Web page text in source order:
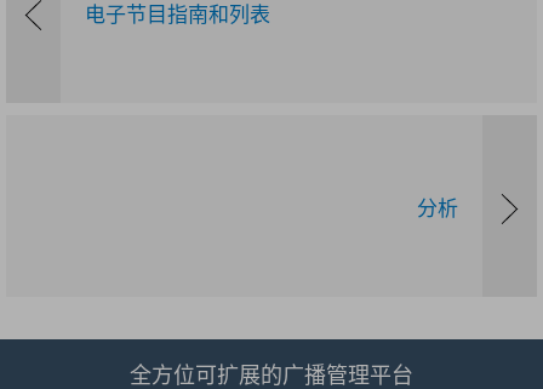
电子节目指南和列表
分析
全方位可扩展的广播管理平台